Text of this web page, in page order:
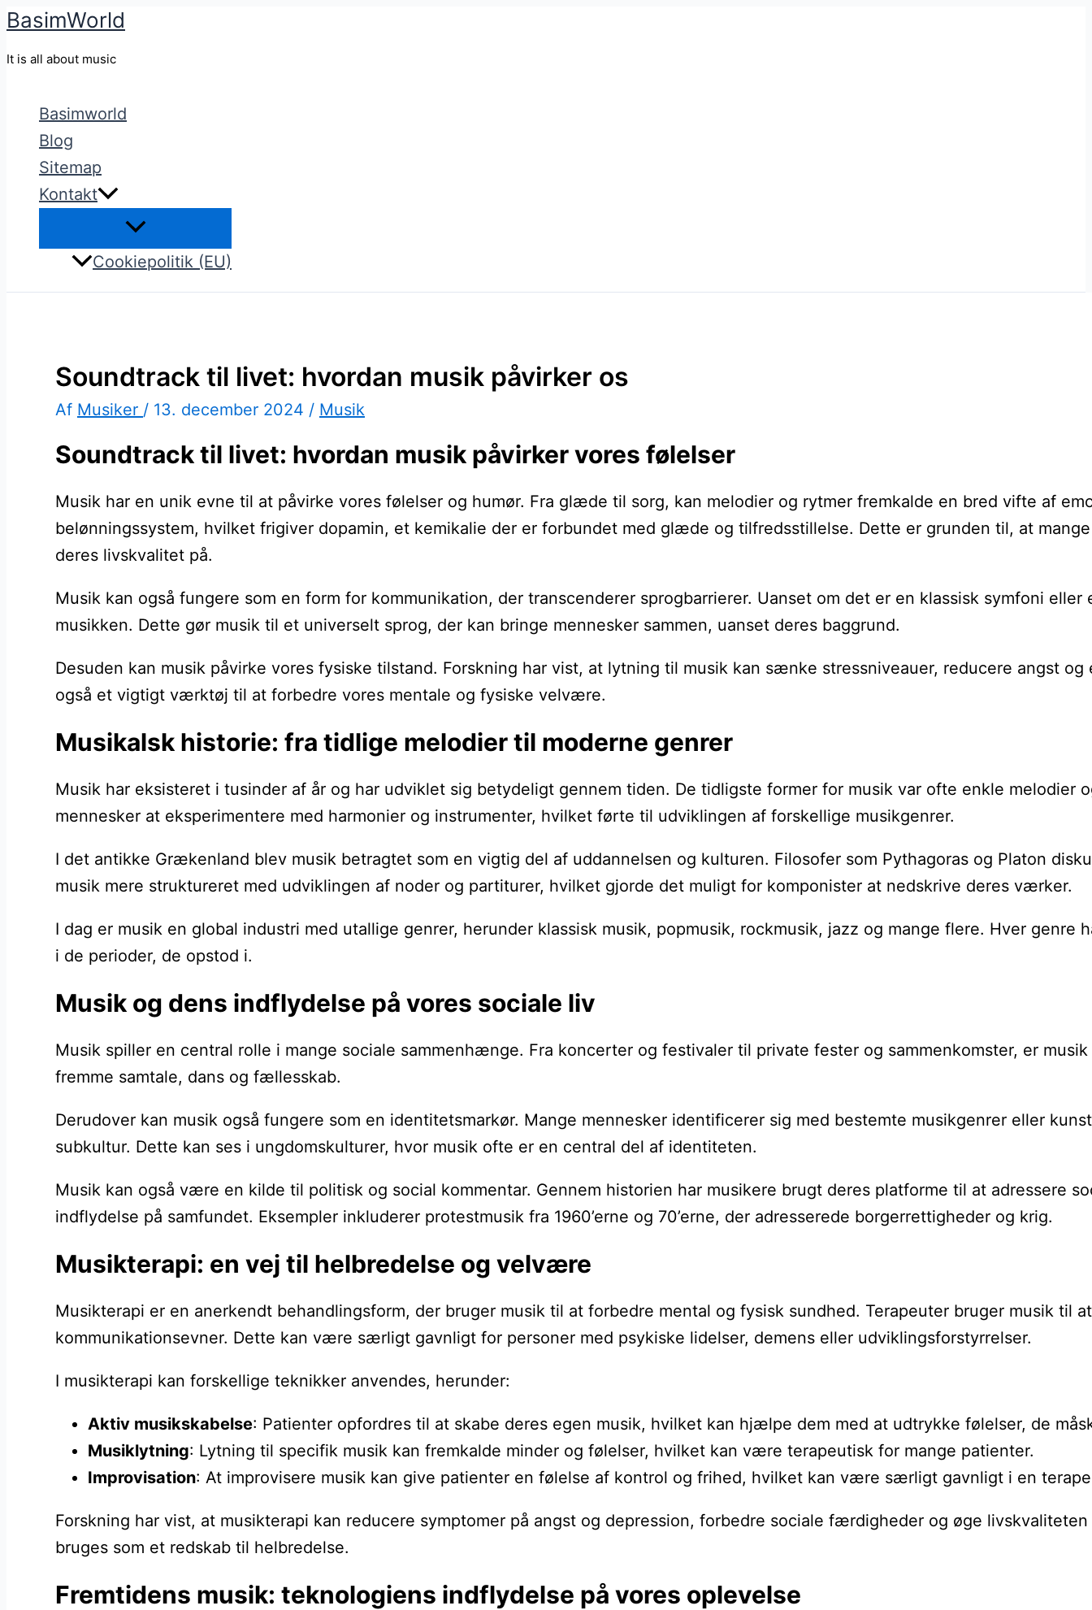
Gå
BasimWorld
It is all about music
Basimworld
Blog
Sitemap
Kontakt
Cookiepolitik (EU)
Soundtrack til livet: hvordan musik påvirker os
Af Musiker / 13. december 2024 / Musik
Soundtrack til livet: hvordan musik påvirker vores følelser
Musik har en unik evne til at påvirke vores følelser og humør. Fra glæde til sorg, kan melodier og rytmer fremkalde en bred vifte af
belønningssystem, hvilket frigiver dopamin, et kemikalie der er forbundet med glæde og tilfredsstillelse. Dette er grunden til, at
deres livskvalitet på.
Musik kan også fungere som en form for kommunikation, der transcenderer sprogbarrierer. Uanset om det er en klassisk symfoni
musikken. Dette gør musik til et universelt sprog, der kan bringe mennesker sammen, uanset deres baggrund.
Desuden kan musik påvirke vores fysiske tilstand. Forskning har vist, at lytning til musik kan sænke stressniveauer, reducere angst
også et vigtigt værktøj til at forbedre vores mentale og fysiske velvære.
Musikalsk historie: fra tidlige melodier til moderne genrer
Musik har eksisteret i tusinder af år og har udviklet sig betydeligt gennem tiden. De tidligste former for musik var ofte enkle
mennesker at eksperimentere med harmonier og instrumenter, hvilket førte til udviklingen af forskellige musikgenrer.
I det antikke Grækenland blev musik betragtet som en vigtig del af uddannelsen og kulturen. Filosofer som Pythagoras og Platon
musik mere struktureret med udviklingen af noder og partiturer, hvilket gjorde det muligt for komponister at nedskrive deres værker.
I dag er musik en global industri med utallige genrer, herunder klassisk musik, popmusik, rockmusik, jazz og mange flere. Hver
i de perioder, de opstod i.
Musik og dens indflydelse på vores sociale liv
Musik spiller en central rolle i mange sociale sammenhænge. Fra koncerter og festivaler til private fester og sammenkomster, er
fremme samtale, dans og fællesskab.
Derudover kan musik også fungere som en identitetsmarkør. Mange mennesker identificerer sig med bestemte musikgenrer eller
subkultur. Dette kan ses i ungdomskulturer, hvor musik ofte er en central del af identiteten.
Musik kan også være en kilde til politisk og social kommentar. Gennem historien har musikere brugt deres platforme til at adressere
indflydelse på samfundet. Eksempler inkluderer protestmusik fra 1960’erne og 70’erne, der adresserede borgerrettigheder og krig.
Musikterapi: en vej til helbredelse og velvære
Musikterapi er en anerkendt behandlingsform, der bruger musik til at forbedre mental og fysisk sundhed. Terapeuter bruger musik
kommunikationsevner. Dette kan være særligt gavnligt for personer med psykiske lidelser, demens eller udviklingsforstyrrelser.
I musikterapi kan forskellige teknikker anvendes, herunder:
Aktiv musikskabelse: Patienter opfordres til at skabe deres egen musik, hvilket kan hjælpe dem med at udtrykke følelser, de
Musiklytning: Lytning til specifik musik kan fremkalde minder og følelser, hvilket kan være terapeutisk for mange patienter.
Improvisation: At improvisere musik kan give patienter en følelse af kontrol og frihed, hvilket kan være særligt gavnligt i en
Forskning har vist, at musikterapi kan reducere symptomer på angst og depression, forbedre sociale færdigheder og øge
bruges som et redskab til helbredelse.
Fremtidens musik: teknologiens indflydelse på vores oplevelse